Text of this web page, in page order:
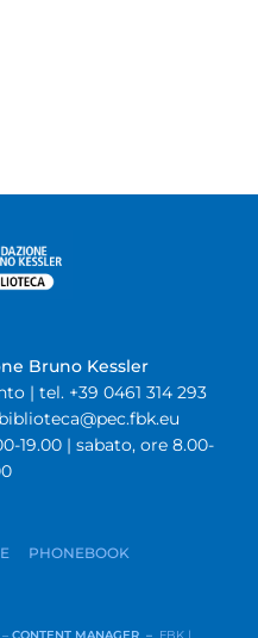
Bruno Kessler
| tel. +39 0461 314 293
biblioteca@pec.fbk.eu
19.00 | sabato, ore 8.00-
PHONEBOOK